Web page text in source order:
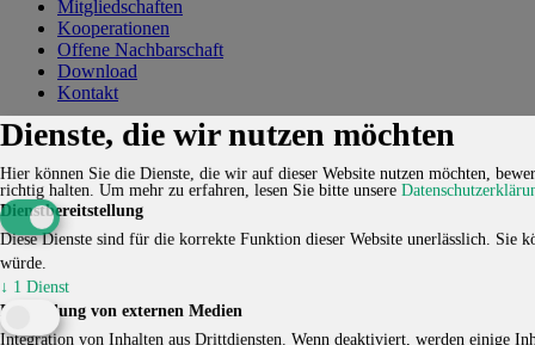
Mitgliedschaften
Kooperationen
Offene Nachbarschaft
Download
Kontakt
KontaktKarriereImpressumDatenschutzerklärungCookie-
Einstellungen
© 2026 HUCKEPACK e.V. - Alle Rechte vorbehalten.
Dienste, die wir nutzen möchten
Hier können Sie die Dienste, die wir auf dieser Website nutzen möchten,
richtig halten. Um mehr zu erfahren, lesen Sie bitte unsere
Dienstbereitstellung
Diese Dienste sind für die korrekte Funktion dieser Website unerlässlich.
würde.
↓ 1 Dienst
Einbindung von externen Medien
Integration von Inhalten aus Drittdiensten. Wenn deaktiviert, werden einige